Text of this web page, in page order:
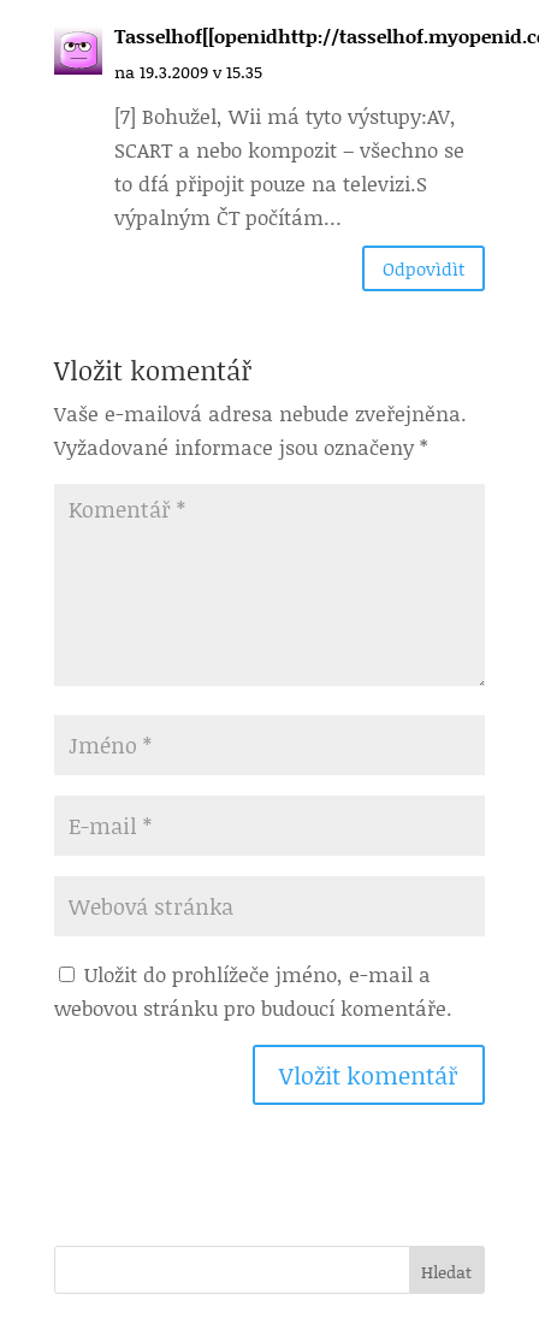
Tasselhof[[openidhttp://
na 19.3.2009 v 15.35
[7] Bohužel, Wii má tyto výstupy:AV,
SCART a nebo kompozit – všechno se
to dfá připojit pouze na televizi.S
výpalným ČT počítám…
Odpovìdìt
Vložit komentář
Vaše e-mailová adresa nebude zveřejněna.
Vyžadované informace jsou označeny*
Uložit do prohlížeče jméno, e-mail a
webovou stránku pro budoucí komentáře.